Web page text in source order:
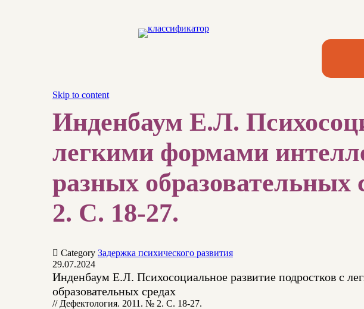
Skip to content
Инденбаум Е.Л.
легкими формами
разных образовательных
2. С. 18-27.
 Category Задержка психического развития
29.07.2024
Инденбаум Е.Л. Психосоциальное развитие подростков с
образовательных средах
// Дефектология. 2011. № 2. С. 18-27.